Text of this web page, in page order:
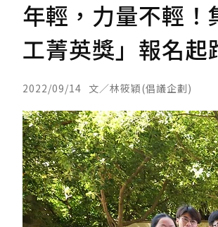
年輕，力量不輕
工菁英獎」報名起
2022/09/14 文／林筱穎(倡議企劃)